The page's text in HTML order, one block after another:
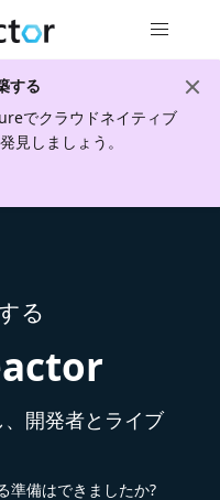
する
でクラウドネイティブ
見しましょう。
る
開発者とライブ
準備はできましたか?